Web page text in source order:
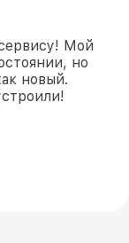
Мой
но
новый.